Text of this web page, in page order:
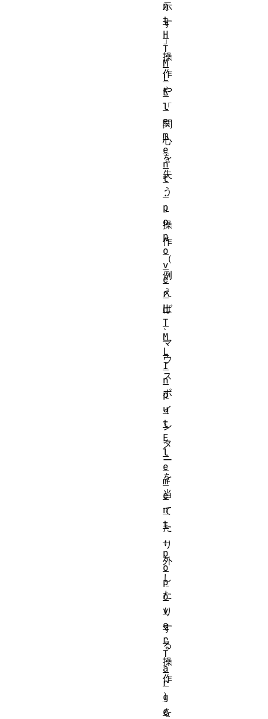
示
す
」
操
作
や
「
関
心
を
失
う
」
操
作
（
例
え
ば
、
マ
ウ
ス
ポ
イ
ン
タ
ー
を
当
て
た
り
外
し
た
り
す
る
操
作
）
を
n
t
H
T
M
L
E
l
e
m
e
n
t
.
p
o
p
o
v
e
r
H
T
M
L
I
n
p
u
t
E
l
e
m
e
n
t
.
p
o
p
o
v
e
r
T
a
r
g
e